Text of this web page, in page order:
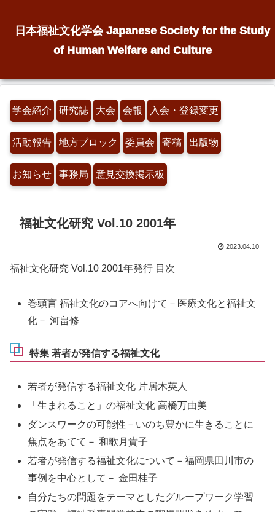
日本福祉文化学会 Japanese Society for the Study
of Human Welfare and Culture
学会紹介 研究誌 大会 会報 入会・登録変更
活動報告 地方ブロック 委員会 寄稿 出版物
お知らせ 事務局 意見交換掲示板
福祉文化研究 Vol.10 2001年
2023.04.10
福祉文化研究 Vol.10 2001年発行 目次
巻頭言 福祉文化のコアへ向けて－医療文化と福祉文
化－ 河畠修
特集 若者が発信する福祉文化
若者が発信する福祉文化 片居木英人
「生まれること」の福祉文化 高橋万由美
ダンスワークの可能性－いのち豊かに生きることに
焦点をあてて－ 和歌月貴子
若者が発信する福祉文化について－福岡県田川市の
事例を中心として－ 金田桂子
自分たちの問題をテーマとしたグループワーク学習